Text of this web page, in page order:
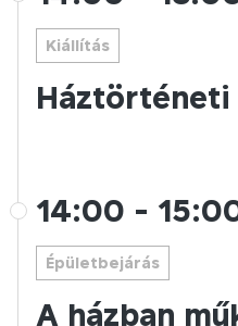
Kiállítás
14:00 -
Épületbejárás
A házban